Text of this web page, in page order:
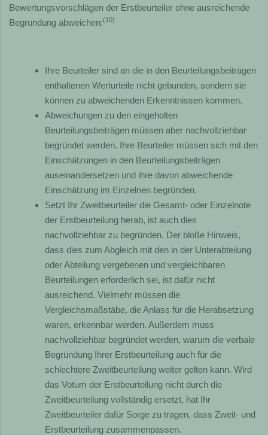
Bewertungsvorschlägen der Erstbeurteiler ohne ausreichende
Begründung abweichen:(10)
Ihre Beurteiler sind an die in den Beurteilungsbeiträgen
enthaltenen Werturteile nicht gebunden, sondern sie
können zu abweichenden Erkenntnissen kommen.
Abweichungen zu den eingeholten
Beurteilungsbeiträgen müssen aber nachvollziehbar
begründet werden. Ihre Beurteiler müssen sich mit den
Einschätzungen in den Beurteilungsbeiträgen
auseinandersetzen und ihre davon abweichende
Einschätzung im Einzelnen begründen.
Setzt Ihr Zweitbeurteiler die Gesamt- oder Einzelnote
der Erstbeurteilung herab, ist auch dies
nachvollziehbar zu begründen. Der bloße Hinweis,
dass dies zum Abgleich mit den in der Unterabteilung
oder Abteilung vergebenen und vergleichbaren
Beurteilungen erforderlich sei, ist dafür nicht
ausreichend. Vielmehr müssen die
Vergleichsmaßstäbe, die Anlass für die Herabsetzung
waren, erkennbar werden. Außerdem muss
nachvollziehbar begründet werden, warum die verbale
Begründung Ihrer Erstbeurteilung auch für die
schlechtere Zweitbeurteilung weiter gelten kann. Wird
das Votum der Erstbeurteilung nicht durch die
Zweitbeurteilung vollständig ersetzt, hat Ihr
Zweitbeurteiler dafür Sorge zu tragen, dass Zweit- und
Erstbeurteilung zusammenpassen.